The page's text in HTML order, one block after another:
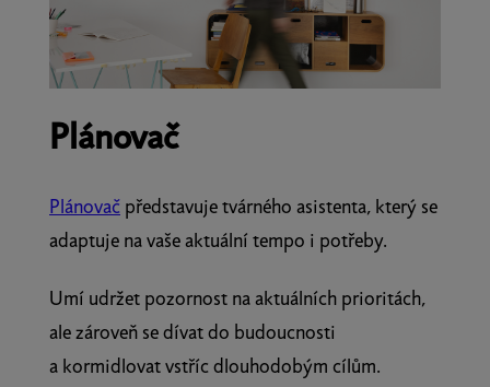
Plánovač
Plánovač představuje tvárného asistenta, který se
adaptuje na vaše aktuální tempo i potřeby.
Umí udržet pozornost na aktuálních prioritách,
ale zároveň se dívat do budoucnosti
a kormidlovat vstříc dlouhodobým cílům.